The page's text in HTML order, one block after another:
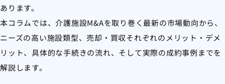
あります。
本コラムでは、介護施設M&Aを取り巻く最新の市場動向から、
ニーズの高い施設類型、売却・買収それぞれのメリット・デメ
リット、具体的な手続きの流れ、そして実際の成約事例までを
解説します。